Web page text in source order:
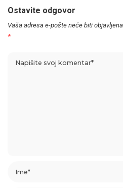
Ostavite odgovor
Vaša adresa e-pošte neće biti objavljena.
*